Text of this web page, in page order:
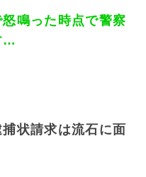
鳴った時点で警察
…
状請求は流石に面